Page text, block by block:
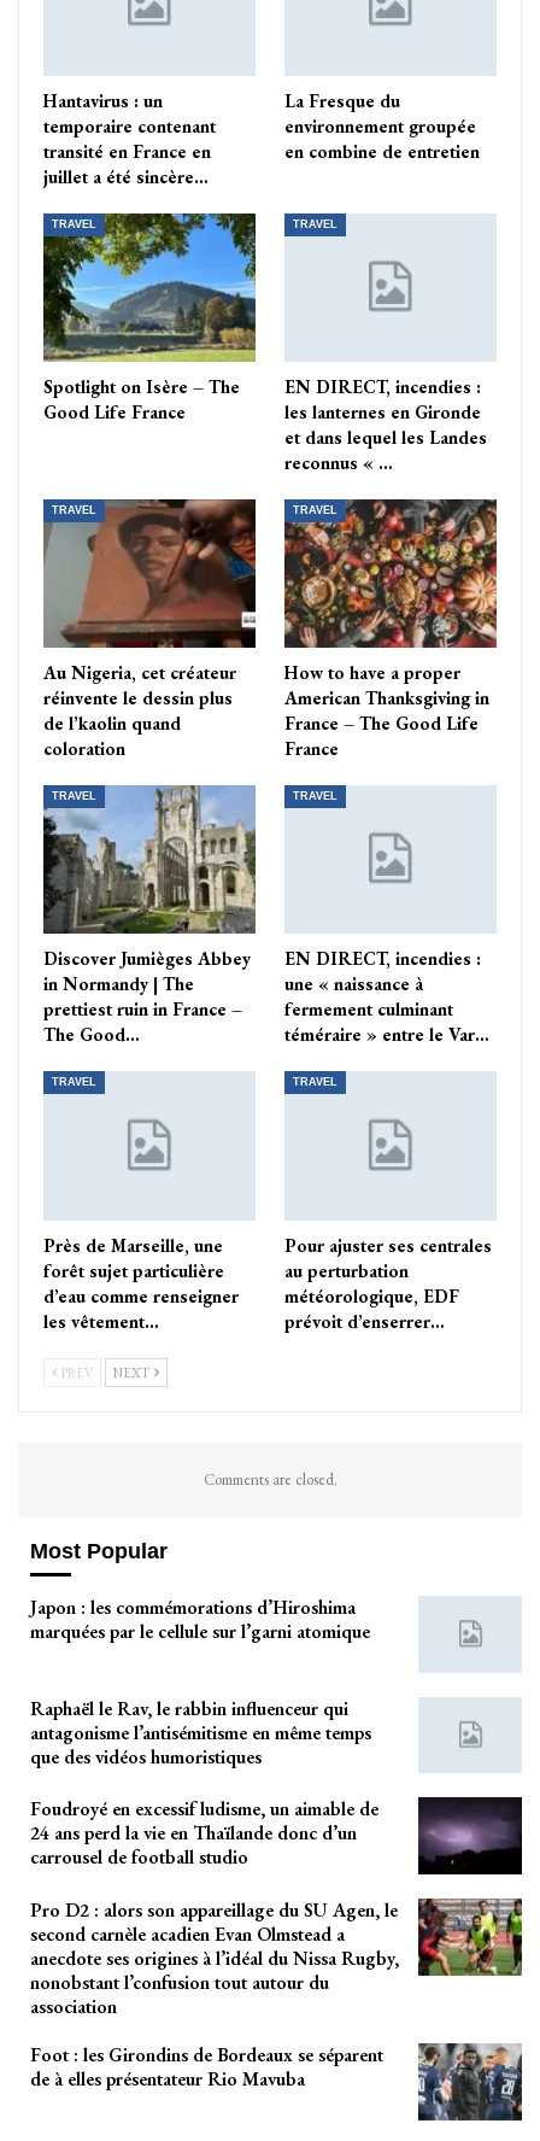
Hantavirus : un
temporaire contenant
transité en France en
juillet a été sincère…
La Fresque du
environnement groupée
en combine de entretien
TRAVEL
Spotlight on Isère – The
Good Life France
TRAVEL
EN DIRECT, incendies :
les lanternes en Gironde
et dans lequel les Landes
reconnus « …
TRAVEL
Au Nigeria, cet créateur
réinvente le dessin plus
de l’kaolin quand
coloration
TRAVEL
How to have a proper
American Thanksgiving in
France – The Good Life
France
TRAVEL
Discover Jumièges Abbey
in Normandy | The
prettiest ruin in France –
The Good…
TRAVEL
EN DIRECT, incendies :
une « naissance à
fermement culminant
téméraire » entre le Var…
TRAVEL
Près de Marseille, une
forêt sujet particulière
d’eau comme renseigner
les vêtement…
TRAVEL
Pour ajuster ses centrales
au perturbation
météorologique, EDF
prévoit d’enserrer…
PREV NEXT
Comments are closed.
Most Popular
Japon : les commémorations d’Hiroshima
marquées par le cellule sur l’garni atomique
Raphaël le Rav, le rabbin influenceur qui
antagonisme l’antisémitisme en même temps
que des vidéos humoristiques
Foudroyé en excessif ludisme, un aimable de
24 ans perd la vie en Thaïlande donc d’un
carrousel de football studio
Pro D2 : alors son appareillage du SU Agen, le
second carnèle acadien Evan Olmstead a
anecdote ses origines à l’idéal du Nissa Rugby,
nonobstant l’confusion tout autour du
association
Foot : les Girondins de Bordeaux se séparent
de à elles présentateur Rio Mavuba